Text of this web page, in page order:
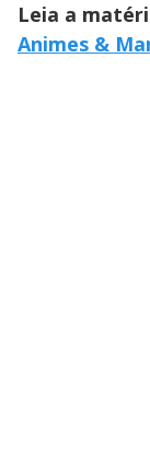
Leia a
Animes &